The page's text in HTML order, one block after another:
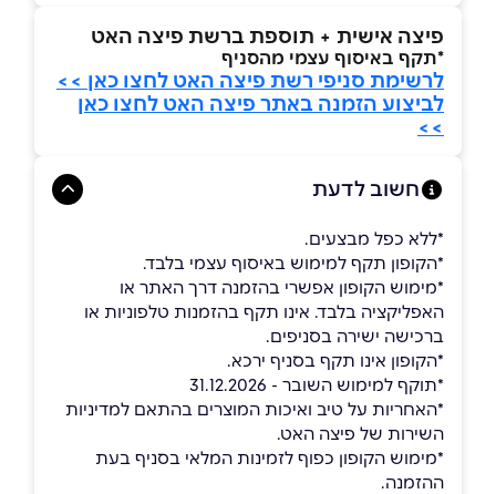
פיצה אישית + תוספת ברשת פיצה האט
*תקף באיסוף עצמי מהסניף
לרשימת סניפי רשת פיצה האט לחצו כאן >>
לביצוע הזמנה באתר פיצה האט לחצו כאן
>>
חשוב לדעת
*ללא כפל מבצעים.
*הקופון תקף למימוש באיסוף עצמי בלבד.
*מימוש הקופון אפשרי בהזמנה דרך האתר או
האפליקציה בלבד. אינו תקף בהזמנות טלפוניות או
ברכישה ישירה בסניפים.
*הקופון אינו תקף בסניף ירכא.
*תוקף למימוש השובר - 31.12.2026
*האחריות על טיב ואיכות המוצרים בהתאם למדיניות
השירות של פיצה האט.
*מימוש הקופון כפוף לזמינות המלאי בסניף בעת
ההזמנה.